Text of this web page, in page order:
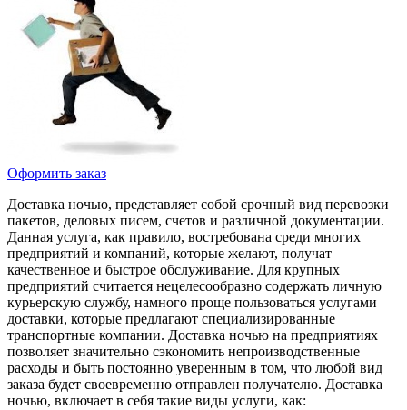
Оформить заказ
Доставка ночью, представляет собой срочный вид перевозки
пакетов, деловых писем, счетов и различной документации.
Данная услуга, как правило, востребована среди многих
предприятий и компаний, которые желают, получат
качественное и быстрое обслуживание. Для крупных
предприятий считается нецелесообразно содержать личную
курьерскую службу, намного проще пользоваться услугами
доставки, которые предлагают специализированные
транспортные компании. Доставка ночью на предприятиях
позволяет значительно сэкономить непроизводственные
расходы и быть постоянно уверенным в том, что любой вид
заказа будет своевременно отправлен получателю. Доставка
ночью, включает в себя такие виды услуги, как: